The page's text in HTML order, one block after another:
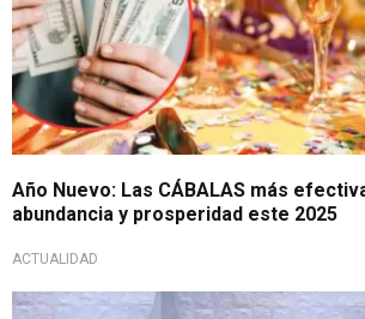
Año Nuevo: Las CÁBALAS más
abundancia y prosperidad este 2025
ACTUALIDAD
Tendencia en TikTok